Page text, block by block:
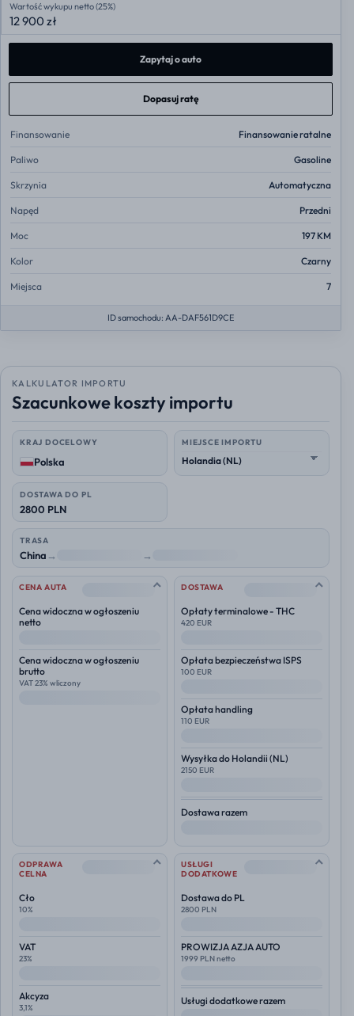
Wartość wykupu netto (25%)
12 900 zł
Zapytaj o auto
Dopasuj ratę
Finansowanie Finansowanie ratalne
Paliwo Gasoline
Skrzynia Automatyczna
Napęd Przedni
Moc 197 KM
Kolor Czarny
Miejsca 7
ID samochodu: AA-DAF561D9CE
KALKULATOR IMPORTU
Szacunkowe koszty importu
KRAJ DOCELOWY
Polska
MIEJSCE IMPORTU
DOSTAWA DO PL
2800 PLN
TRASA
China→ →
CENA AUTA --
Cena widoczna w ogłoszeniu
netto
Cena widoczna w ogłoszeniu
brutto
VAT 23% wliczony
DOSTAWA --
Opłaty terminalowe - THC
420 EUR
Opłata bezpieczeństwa ISPS
100 EUR
Opłata handling
110 EUR
Wysyłka do Holandii (NL)
2150 EUR
Dostawa razem
ODPRAWA
CELNA
--
Cło
10%
VAT
23%
Akcyza
3,1%
USŁUGI
DODATKOWE
--
Dostawa do PL
2800 PLN
PROWIZJA AZJA AUTO
1999 PLN netto
Usługi dodatkowe razem